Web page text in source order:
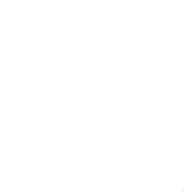
*Die durchgestrichenen Preise